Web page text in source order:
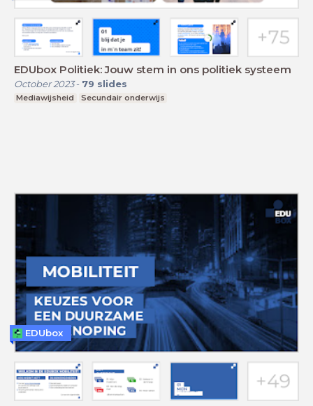
EDUbox Politiek: Jouw stem in ons politiek systeem
October 2023- 79 slides
Mediawijsheid Secundair onderwijs
EDUbox